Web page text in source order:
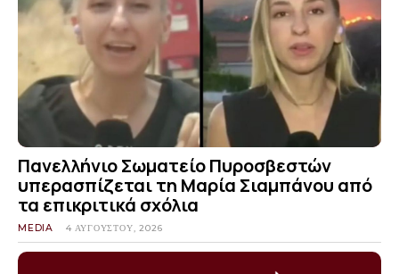
Πανελλήνιο Σωματείο Πυροσβεστών
υπερασπίζεται τη Μαρία Σιαμπάνου από
τα επικριτικά σχόλια
MEDIA 4 ΑΥΓΟΎΣΤΟΥ, 2026